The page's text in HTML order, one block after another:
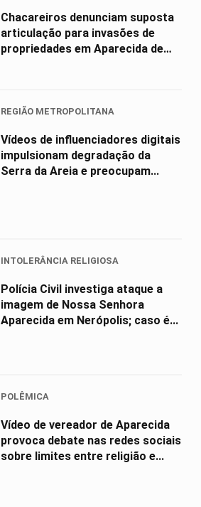
Chacareiros denunciam suposta
articulação para invasões de
propriedades em Aparecida de
REGIÃO METROPOLITANA
Vídeos de influenciadores digitais
impulsionam degradação da
Serra da Areia e preocupam...
INTOLERÂNCIA RELIGIOSA
Polícia Civil investiga ataque a
imagem de Nossa Senhora
Aparecida em Nerópolis; caso é...
POLÊMICA
Vídeo de vereador de Aparecida
provoca debate nas redes sociais
sobre limites entre religião e...